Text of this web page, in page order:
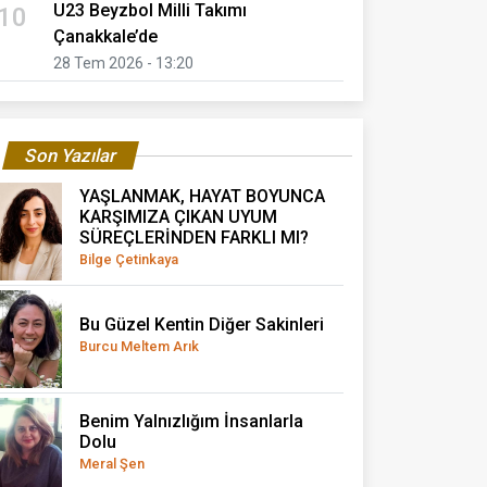
U23 Beyzbol Milli Takımı
Çanakkale’de
28 Tem 2026 - 13:20
Son Yazılar
YAŞLANMAK, HAYAT BOYUNCA
KARŞIMIZA ÇIKAN UYUM
SÜREÇLERİNDEN FARKLI MI?
Bilge Çetinkaya
Bu Güzel Kentin Diğer Sakinleri
Burcu Meltem Arık
Benim Yalnızlığım İnsanlarla
Dolu
Meral Şen